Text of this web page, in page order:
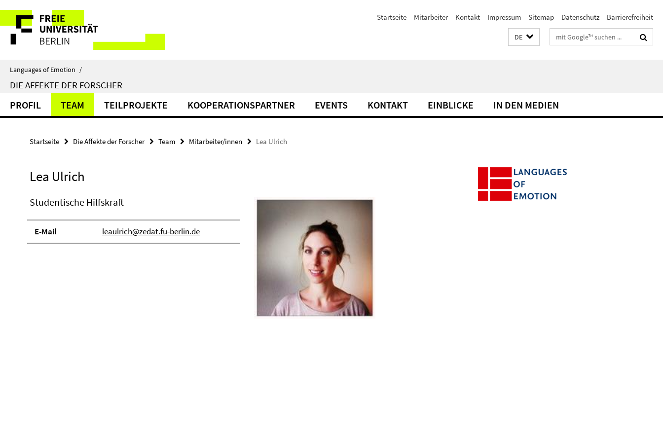
direkt
Inhalt
Service-
Navigation
Startseite Mitarbeiter Kontakt Impressum Sitemap Datenschutz Barrierefreiheit
DE Suchbegriffe
Languages of Emotion /
DIE AFFEKTE DER FORSCHER
PROFIL TEAM TEILPROJEKTE KOOPERATIONSPARTNER EVENTS KONTAKT EINBLICKE IN DEN MEDIEN
Startseite Die Affekte der Forscher Team Mitarbeiter/innen Lea Ulrich
Lea Ulrich
Studentische Hilfskraft
E-Mail leaulrich@zedat.fu-berlin.de